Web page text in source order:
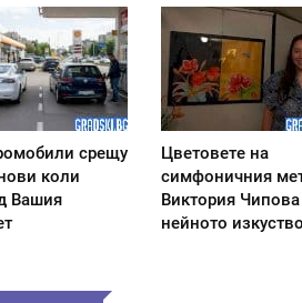
срещу
коли
Вашия
Цветовете на
симфоничния
Виктория
нейното изкуство